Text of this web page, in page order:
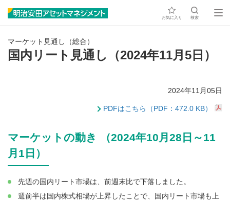
お気に入り 検索
マーケット見通し（総合）
国内リート見通し（2024年11月5日）
2024年11月05日
PDFはこちら（PDF：472.0 KB）
マーケットの動き （2024年10月28日～11
月1日）
先週の国内リート市場は、前週末比で下落しました。
週前半は国内株式相場が上昇したことで、国内リート市場も上